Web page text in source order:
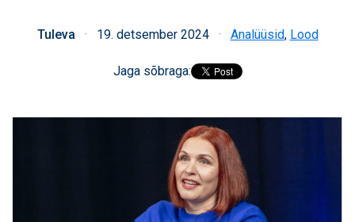
Tuleva · 19. detsember 2024 · Analüüsid, Lood
Jaga sõbraga: